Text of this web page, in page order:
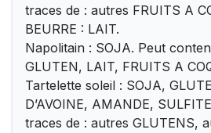
traces de : autres FRUITS A
BEURRE : LAIT.
Napolitain : SOJA. Peut
GLUTEN, LAIT, FRUITS A
Tartelette soleil : SOJA,
D’AVOINE, AMANDE,
traces de : autres GLUTENS,